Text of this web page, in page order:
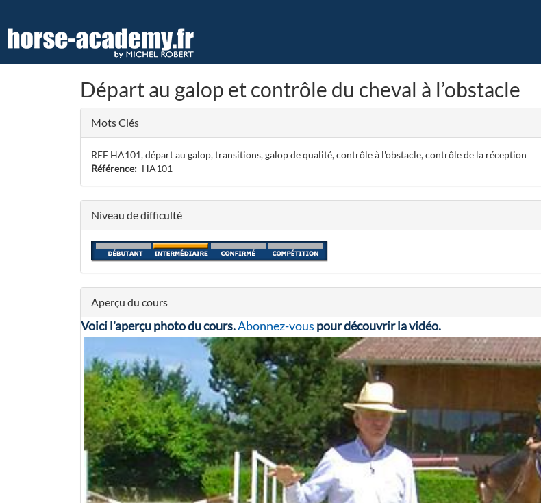
au
contenu
Départ au galop et contrôle du cheval à l’obstacle
Mots Clés
REF HA101, départ au galop, transitions, galop de qualité, contrôle à l'obstacle, contrôle de la réception
Référence
HA101
Niveau de difficulté
Aperçu du cours
Voici l'aperçu photo du cours.Abonnez-vous pour découvrir la vidéo.